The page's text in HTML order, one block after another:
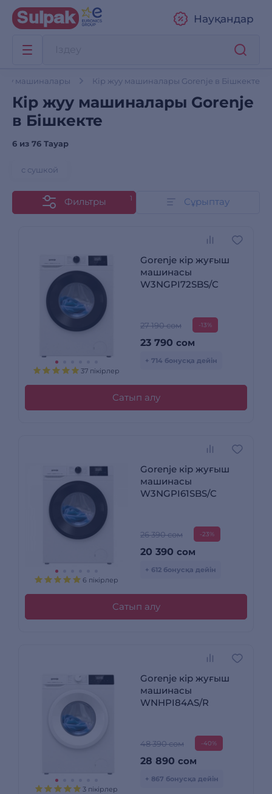
Науқандар
машиналары Кір жуу машиналары Gorenje в Бішкекте
Кір жуу машиналары Gorenje
в Бішкекте
6 из 76 Тауар
с сушкой
Фильтры 1 Сұрыптау
37 пікірлер
Gorenje кір жуғыш
машинасы
W3NGPI72SBS/C
27 190 сом -13%
23 790 сом
+ 714 бонусқа дейін
Сатып алу
6 пікірлер
Gorenje кір жуғыш
машинасы
W3NGPI61SBS/C
26 390 сом -23%
20 390 сом
+ 612 бонусқа дейін
Сатып алу
3 пікірлер
Gorenje кір жуғыш
машинасы
WNHPI84AS/R
48 390 сом -40%
28 890 сом
+ 867 бонусқа дейін